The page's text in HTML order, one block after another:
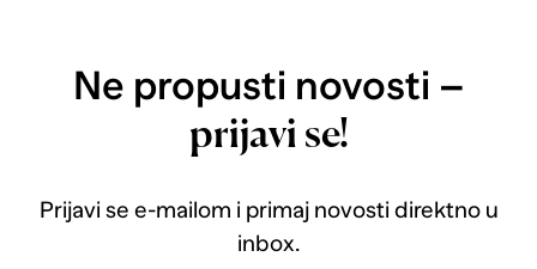
Ne propusti novosti –
prijavi se!
Prijavi se e-mailom i primaj novosti direktno u
inbox.